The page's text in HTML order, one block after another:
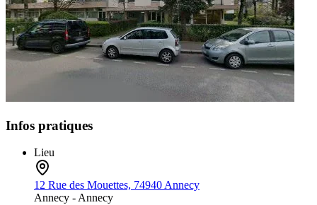
Infos pratiques
Lieu
12 Rue des Mouettes, 74940 Annecy
Annecy - Annecy